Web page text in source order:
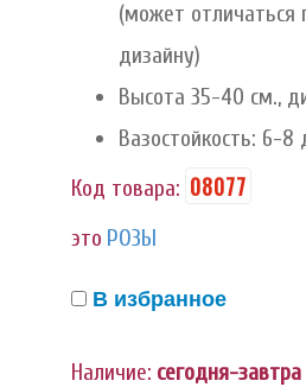
(может отличаться
дизайну)
Высота 35-40 см.,
Вазостойкость: 6-8
Код товара: 08077
это РОЗЫ
В избранное
Наличие: сегодня-завтра